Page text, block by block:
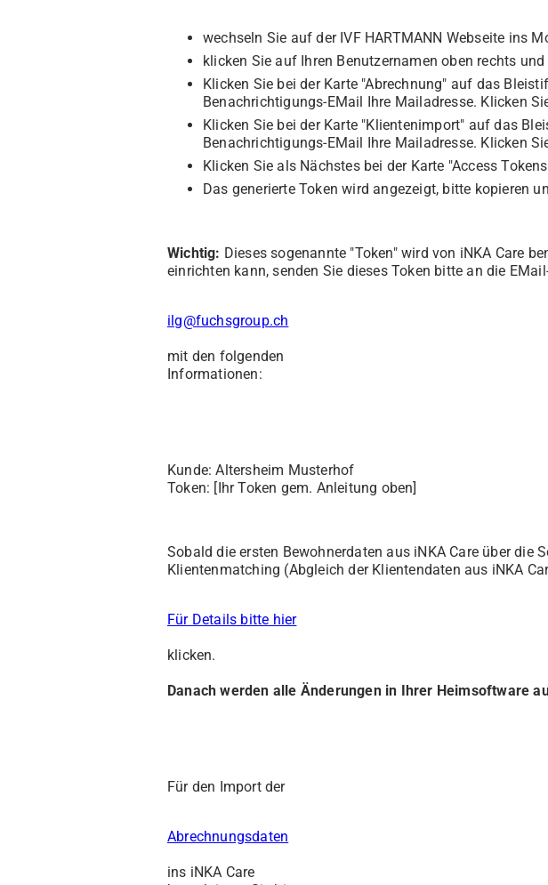
wechseln Sie auf der IVF HARTMANN Webseite ins
klicken Sie auf Ihren Benutzernamen oben rechts
Klicken Sie bei der Karte "Abrechnung" auf das
Benachrichtigungs-EMail Ihre Mailadresse. Klicken
Klicken Sie bei der Karte "Klientenimport" auf das
Benachrichtigungs-EMail Ihre Mailadresse. Klicken
Klicken Sie als Nächstes bei der Karte "Access
Das generierte Token wird angezeigt, bitte kopieren
Wichtig: Dieses sogenannte "Token" wird von iNKA Care
einrichten kann, senden Sie dieses Token bitte an die
ilg@fuchsgroup.ch
mit den folgenden
Informationen:
Kunde: Altersheim Musterhof
Token: [Ihr Token gem. Anleitung oben]
Sobald die ersten Bewohnerdaten aus iNKA Care über
Klientenmatching (Abgleich der Klientendaten aus iNKA
Für Details bitte hier
klicken.
Danach werden alle Änderungen in Ihrer Heimsoftware
Für den Import der
Abrechnungsdaten
ins iNKA Care